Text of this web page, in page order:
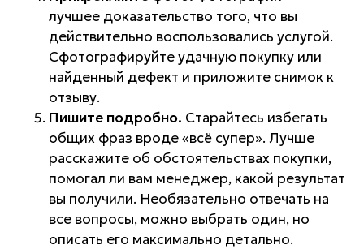
лучшее доказательство того, что вы
действительно воспользовались услугой.
Сфотографируйте удачную покупку или
найденный дефект и приложите снимок к
отзыву.
Пишите подробно. Старайтесь избегать
общих фраз вроде «всё супер». Лучше
расскажите об обстоятельствах покупки,
помогал ли вам менеджер, какой результат
вы получили. Необязательно отвечать на
все вопросы, можно выбрать один, но
описать его максимально детально.